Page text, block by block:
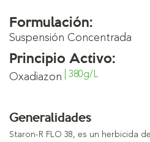
Formulación:
Suspensión Concentrada
Principio Activo:
Oxadiazon | 380g/L
Generalidades
Staron-R FLO 38, es un herbicida